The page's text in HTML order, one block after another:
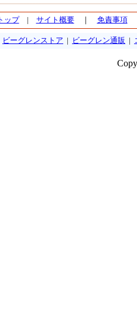
ップ| サイト概要｜ 免責事項
ビーグレンストア ビーグレン通販